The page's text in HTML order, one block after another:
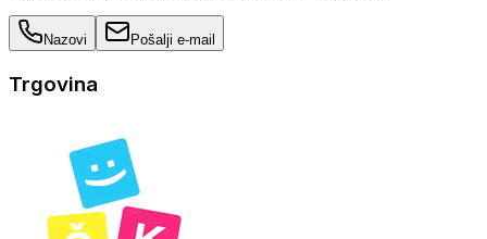
Nazovi Pošalji e-mail
Trgovina